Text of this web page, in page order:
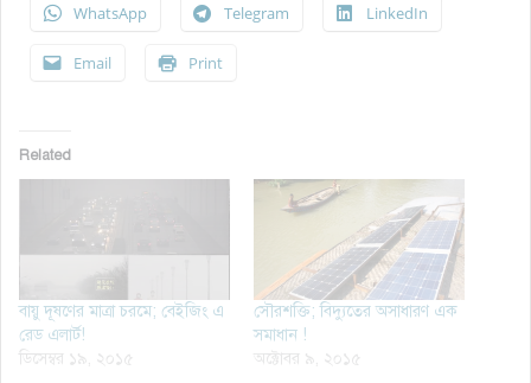
WhatsApp Telegram LinkedIn
Email Print
Related
বায়ু দূষণের মাত্রা চরমে; বেইজিং এ
রেড এলার্ট!
ডিসেম্বর ১৯, ২০১৫
সৌরশক্তি; বিদ্যুতের অসাধারণ এক
সমাধান !
অক্টোবর ৯, ২০১৫